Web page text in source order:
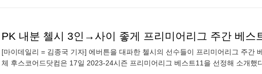
PK 내분 첼시 3인→사이 좋게 프리미어리그 주간 베스
[마이데일리 = 김종국 기자] 에버튼을 대파한 첼시의 선수들이 프리미어리그 주간
체 후스코어드닷컴은 17일 2023-24시즌 프리미어리그 베스트11을 선정해 소개했